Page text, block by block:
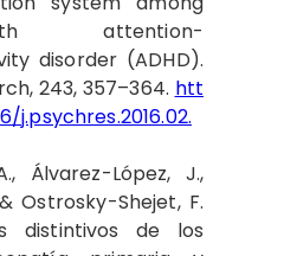
attention-
disorder (ADHD).
243, 357–364. htt
j.psychres.2016.02.
Álvarez-López, J.,
Ostrosky-Shejet, F.
distintivos de los